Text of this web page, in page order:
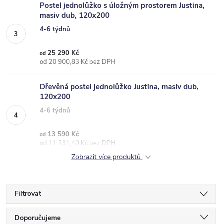
Postel jednolůžko s úložným prostorem Justina,
masiv dub, 120x200
4-6 týdnů
od 25 290 Kč
od 20 900,83 Kč bez DPH
Dřevěná postel jednolůžko Justina, masiv dub,
120x200
4-6 týdnů
od 13 590 Kč
od 11 231,40 Kč bez DPH
Zobrazit více produktů
Filtrovat
Doporučujeme